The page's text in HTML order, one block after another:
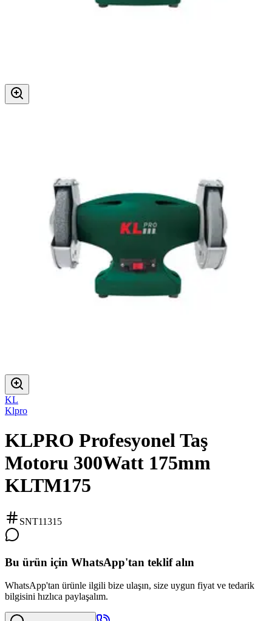
KL
Klpro
KLPRO Profesyonel Taş
Motoru 300Watt 175mm
KLTM175
SNT11315
Bu ürün için WhatsApp'tan teklif alın
WhatsApp'tan ürünle ilgili bize ulaşın, size uygun fiyat ve tedarik
bilgisini hızlıca paylaşalım.